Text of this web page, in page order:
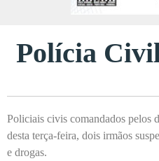
Polícia
Policiais civis comandados pelos
desta terça-feira, dois irmãos
e drogas.